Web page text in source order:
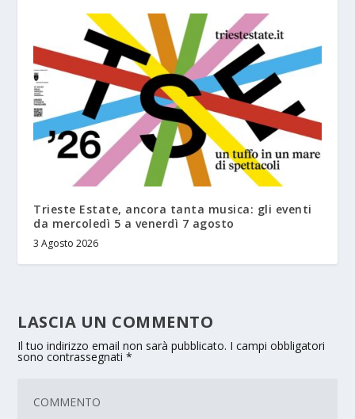
Trieste Estate, ancora tanta musica: gli eventi
da mercoledì 5 a venerdì 7 agosto
3 Agosto 2026
LASCIA UN COMMENTO
Il tuo indirizzo email non sarà pubblicato. I campi obbligatori
sono contrassegnati*